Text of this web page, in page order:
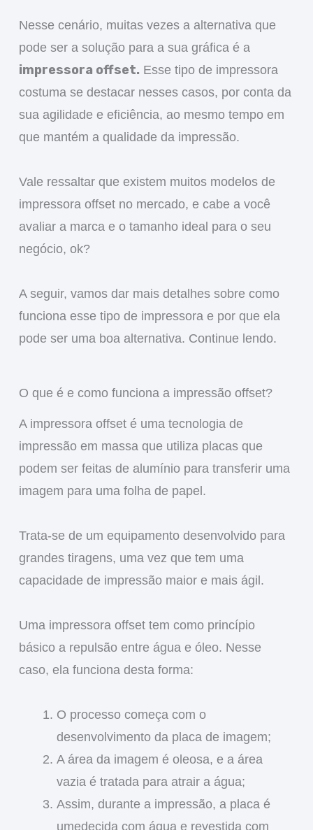
Nesse cenário, muitas vezes a alternativa que
pode ser a solução para a sua gráfica é a
impressora offset. Esse tipo de impressora
costuma se destacar nesses casos, por conta da
sua agilidade e eficiência, ao mesmo tempo em
que mantém a qualidade da impressão.
Vale ressaltar que existem muitos modelos de
impressora offset no mercado, e cabe a você
avaliar a marca e o tamanho ideal para o seu
negócio, ok?
A seguir, vamos dar mais detalhes sobre como
funciona esse tipo de impressora e por que ela
pode ser uma boa alternativa. Continue lendo.
O que é e como funciona a impressão offset?
A impressora offset é uma tecnologia de
impressão em massa que utiliza placas que
podem ser feitas de alumínio para transferir uma
imagem para uma folha de papel.
Trata-se de um equipamento desenvolvido para
grandes tiragens, uma vez que tem uma
capacidade de impressão maior e mais ágil.
Uma impressora offset tem como princípio
básico a repulsão entre água e óleo. Nesse
caso, ela funciona desta forma:
O processo começa com o
desenvolvimento da placa de imagem;
A área da imagem é oleosa, e a área
vazia é tratada para atrair a água;
Assim, durante a impressão, a placa é
umedecida com água e revestida com